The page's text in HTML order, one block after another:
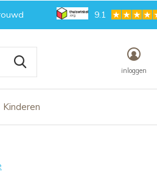
Kinderen
inloggen
9.1